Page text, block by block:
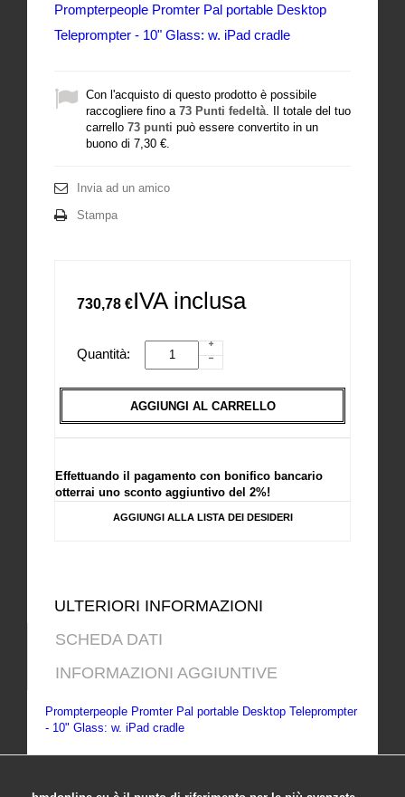
Prompterpeople Promter Pal portable Desktop
Teleprompter - 10" Glass: w. iPad cradle
Con l'acquisto di questo prodotto è possibile
raccogliere fino a 73 Punti fedeltà . Il totale del tuo
carrello 73 punti può essere convertito in un
buono di 7,30 €
Invia ad un amico
Stampa
730,78 €IVA inclusa
Quantità:
AGGIUNGI AL CARRELLO
Effettuando il pagamento con bonifico bancario
otterrai uno sconto aggiuntivo del 2%!
AGGIUNGI ALLA LISTA DEI DESIDERI
ULTERIORI INFORMAZIONI
SCHEDA DATI
INFORMAZIONI AGGIUNTIVE
Prompterpeople Promter Pal portable Desktop Teleprompter
- 10" Glass: w. iPad cradle